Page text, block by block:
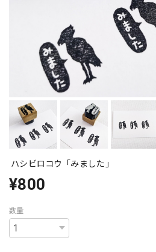
ハシビロコウ「みました」
¥800
数量